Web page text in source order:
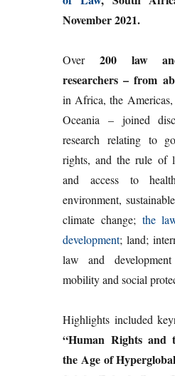
November 2021.
Over 200 law
researchers – from
in Africa, the
Oceania – joined
research relating to
rights, and the rule of
and access to
environment,
climate change; the
development; land;
law and
mobility and social
Highlights included
“Human Rights and
the Age of